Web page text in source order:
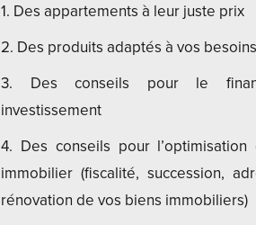
1. Des appartements à leur juste prix
2. Des produits adaptés à vos besoins
3. Des conseils pour le
investissement
4. Des conseils pour
immobilier (fiscalité, succession,
rénovation de vos biens immobiliers)